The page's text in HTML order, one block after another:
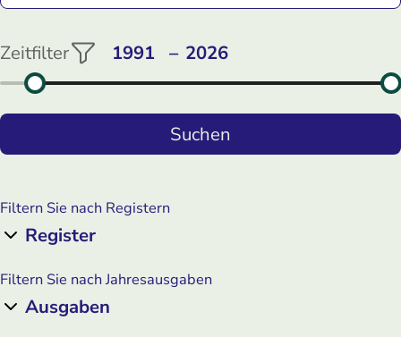
Zeitfilter
Filtern Sie nach Registern
Register
Filtern Sie nach Jahresausgaben
Ausgaben